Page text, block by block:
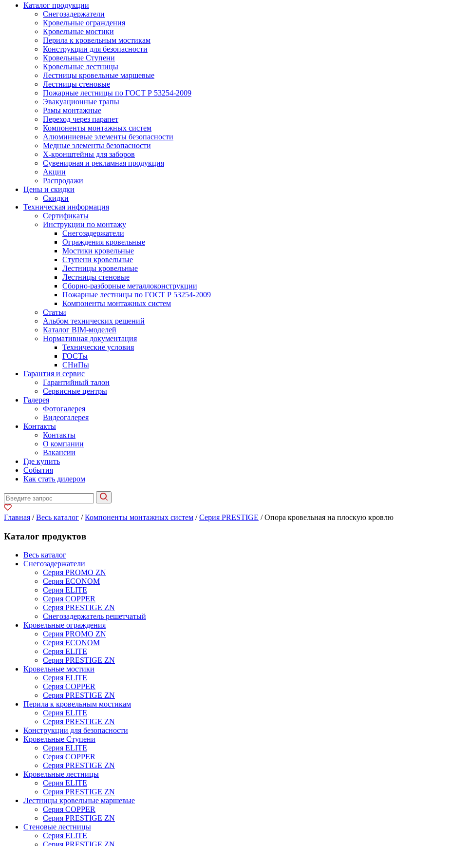
Каталог продукции
Снегозадержатели
Кровельные ограждения
Кровельные мостики
Перила к кровельным мостикам
Конструкции для безопасности
Кровельные Ступени
Кровельные лестницы
Лестницы кровельные маршевые
Лестницы стеновые
Пожарные лестницы по ГОСТ Р 53254-2009
Эвакуационные трапы
Рамы монтажные
Переход через парапет
Компоненты монтажных систем
Алюминиевые элементы безопасности
Медные элементы безопасности
X-кронштейны для заборов
Сувенирная и рекламная продукция
Акции
Распродажи
Цены и скидки
Скидки
Техническая информация
Сертификаты
Инструкции по монтажу
Снегозадержатели
Ограждения кровельные
Мостики кровельные
Ступени кровельные
Лестницы кровельные
Лестницы стеновые
Сборно-разборные металлоконструкции
Пожарные лестницы по ГОСТ Р 53254-2009
Компоненты монтажных систем
Статьи
Альбом технических решений
Каталог BIM-моделей
Нормативная документация
Технические условия
ГОСТы
СНиПы
Гарантия и сервис
Гарантийный талон
Сервисные центры
Галерея
Фотогалерея
Видеогалерея
Контакты
Контакты
О компании
Вакансии
Где купить
События
Как стать дилером
Главная /Весь каталог /Компоненты монтажных систем /Серия PRESTIGE / Опора кровельная на плоскую кровлю
Каталог продуктов
Весь каталог
Снегозадержатели
Серия PROMO ZN
Серия ECONOM
Серия ELITE
Серия COPPER
Серия PRESTIGE ZN
Снегозадержатель решетчатый
Кровельные ограждения
Серия PROMO ZN
Серия ECONOM
Серия ELITE
Серия PRESTIGE ZN
Кровельные мостики
Серия ELITE
Серия COPPER
Серия PRESTIGE ZN
Перила к кровельным мостикам
Серия ELITE
Серия PRESTIGE ZN
Конструкции для безопасности
Кровельные Ступени
Серия ELITE
Серия COPPER
Серия PRESTIGE ZN
Кровельные лестницы
Серия ELITE
Серия PRESTIGE ZN
Лестницы кровельные маршевые
Серия COPPER
Серия PRESTIGE ZN
Стеновые лестницы
Серия ELITE